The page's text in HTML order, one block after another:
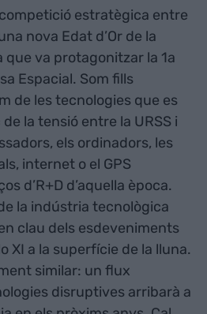
estratègica entre
nova Edat d’Or de la
que va protagonitzar la 1a
Espacial. Som fills
de les tecnologies que es
la tensió entre la URSS i
els ordinadors, les
internet o el GPS
d’R+D d’aquella època.
la indústria tecnològica
clau dels esdeveniments
XI a la superfície de la lluna.
similar: un flux
disruptives arribarà a